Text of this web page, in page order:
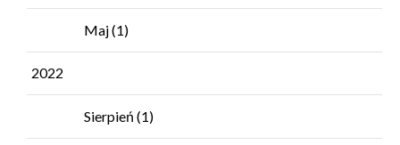
Maj(1)
2022
Sierpień (1)